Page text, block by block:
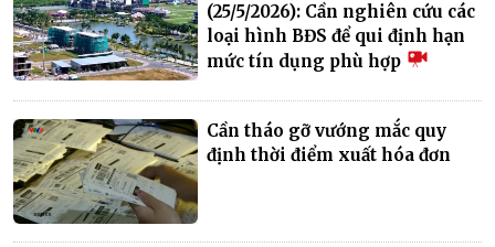
(25/5/2026): Cần nghiên cứu các
loại hình BĐS để qui định hạn
mức tín dụng phù hợp
Cần tháo gỡ vướng mắc quy
định thời điểm xuất hóa đơn